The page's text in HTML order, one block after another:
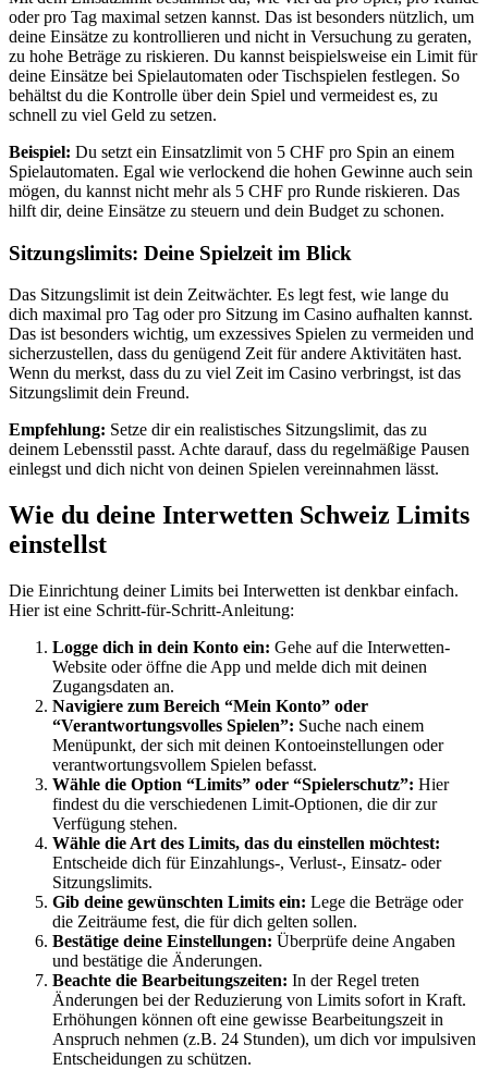
oder pro Tag maximal setzen kannst. Das ist besonders nützlich, um
deine Einsätze zu kontrollieren und nicht in Versuchung zu geraten,
zu hohe Beträge zu riskieren. Du kannst beispielsweise ein Limit für
deine Einsätze bei Spielautomaten oder Tischspielen festlegen. So
behältst du die Kontrolle über dein Spiel und vermeidest es, zu
schnell zu viel Geld zu setzen.
Beispiel: Du setzt ein Einsatzlimit von 5 CHF pro Spin an einem
Spielautomaten. Egal wie verlockend die hohen Gewinne auch sein
mögen, du kannst nicht mehr als 5 CHF pro Runde riskieren. Das
hilft dir, deine Einsätze zu steuern und dein Budget zu schonen.
Sitzungslimits: Deine Spielzeit im Blick
Das Sitzungslimit ist dein Zeitwächter. Es legt fest, wie lange du
dich maximal pro Tag oder pro Sitzung im Casino aufhalten kannst.
Das ist besonders wichtig, um exzessives Spielen zu vermeiden und
sicherzustellen, dass du genügend Zeit für andere Aktivitäten hast.
Wenn du merkst, dass du zu viel Zeit im Casino verbringst, ist das
Sitzungslimit dein Freund.
Empfehlung: Setze dir ein realistisches Sitzungslimit, das zu
deinem Lebensstil passt. Achte darauf, dass du regelmäßige Pausen
einlegst und dich nicht von deinen Spielen vereinnahmen lässt.
Wie du deine Interwetten Schweiz Limits
einstellst
Die Einrichtung deiner Limits bei Interwetten ist denkbar einfach.
Hier ist eine Schritt-für-Schritt-Anleitung:
Logge dich in dein Konto ein: Gehe auf die Interwetten-
Website oder öffne die App und melde dich mit deinen
Zugangsdaten an.
Navigiere zum Bereich “Mein Konto” oder
“Verantwortungsvolles Spielen”: Suche nach einem
Menüpunkt, der sich mit deinen Kontoeinstellungen oder
verantwortungsvollem Spielen befasst.
Wähle die Option “Limits” oder “Spielerschutz”: Hier
findest du die verschiedenen Limit-Optionen, die dir zur
Verfügung stehen.
Wähle die Art des Limits, das du einstellen möchtest:
Entscheide dich für Einzahlungs-, Verlust-, Einsatz- oder
Sitzungslimits.
Gib deine gewünschten Limits ein: Lege die Beträge oder
die Zeiträume fest, die für dich gelten sollen.
Bestätige deine Einstellungen: Überprüfe deine Angaben
und bestätige die Änderungen.
Beachte die Bearbeitungszeiten: In der Regel treten
Änderungen bei der Reduzierung von Limits sofort in Kraft.
Erhöhungen können oft eine gewisse Bearbeitungszeit in
Anspruch nehmen (z.B. 24 Stunden), um dich vor impulsiven
Entscheidungen zu schützen.